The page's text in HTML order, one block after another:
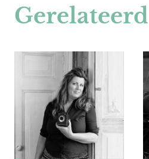
Gerelateerd